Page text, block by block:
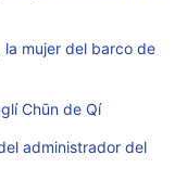
la mujer del barco de
Chūn de Qí
administrador del